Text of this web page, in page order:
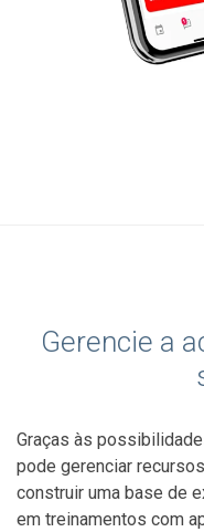
Gerencie a
Graças às
pode gerenciar
construir uma base de
em treinamentos com